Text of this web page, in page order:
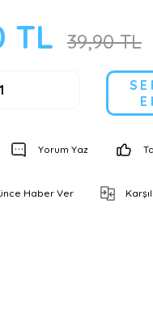
TL 39,90 TL
Yorum Yaz
Haber Ver